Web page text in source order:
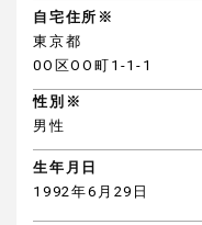
自宅住所※
東京都
0O区OO町1-1-1
性別※
男性
生年月日
1992年6月29日